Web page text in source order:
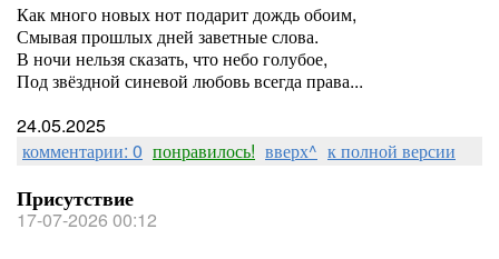
Как много новых нот подарит дождь обоим,
Смывая прошлых дней заветные слова.
В ночи нельзя сказать, что небо голубое,
Под звёздной синевой любовь всегда права...
24.05.2025
комментарии: 0 понравилось! вверх^ к полной версии
Присутствие
17-07-2026 00:12